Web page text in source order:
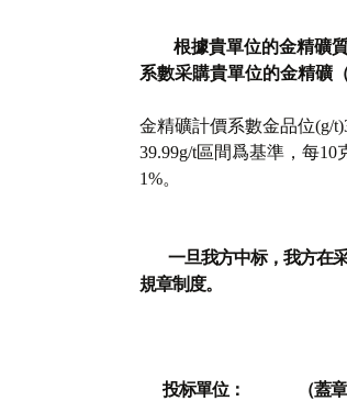
根據貴單位的金精礦
系數采購貴單位的金精礦
金精礦計價系數金品位(g/
39.99g/t區間爲基準，每
1%。
一旦我方中标，我方在
規章制度。
投标單位： （蓋章